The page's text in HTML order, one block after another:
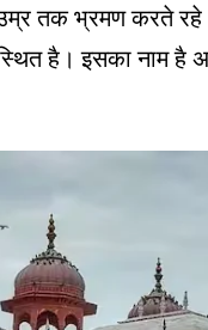
तक भ्रमण करते रहे।
है। इसका नाम है